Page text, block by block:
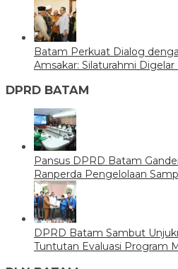
Batam Perkuat Dialog
Amsakar: Silaturahmi Digelar
DPRD BATAM
Pansus DPRD Batam
Ranperda Pengelolaan
DPRD Batam Sambut
Tuntutan Evaluasi Program